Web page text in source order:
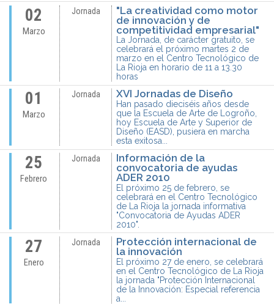
02
Marzo
Jornada
"La creatividad como motor
de innovación y de
competitividad empresarial"
La Jornada, de carácter gratuito, se
celebrará el próximo martes 2 de
marzo en el Centro Tecnológico de
La Rioja en horario de 11 a 13.30
horas
01
Marzo
Jornada XVI Jornadas de Diseño
Han pasado dieciséis años desde
que la Escuela de Arte de Logroño,
hoy Escuela de Arte y Superior de
Diseño (EASD), pusiera en marcha
esta exitosa...
25
Febrero
Jornada
Información de la
convocatoria de ayudas
ADER 2010
El próximo 25 de febrero, se
celebrará en el Centro Tecnológico
de La Rioja la jornada informativa
"Convocatoria de Ayudas ADER
2010".
27
Enero
Jornada
Protección internacional de
la innovación
El próximo 27 de enero, se celebrará
en el Centro Tecnológico de La Rioja
la jornada "Protección Internacional
de la Innovación: Especial referencia
a...